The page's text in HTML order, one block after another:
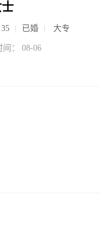
35 已婚 大专
间： 08-06